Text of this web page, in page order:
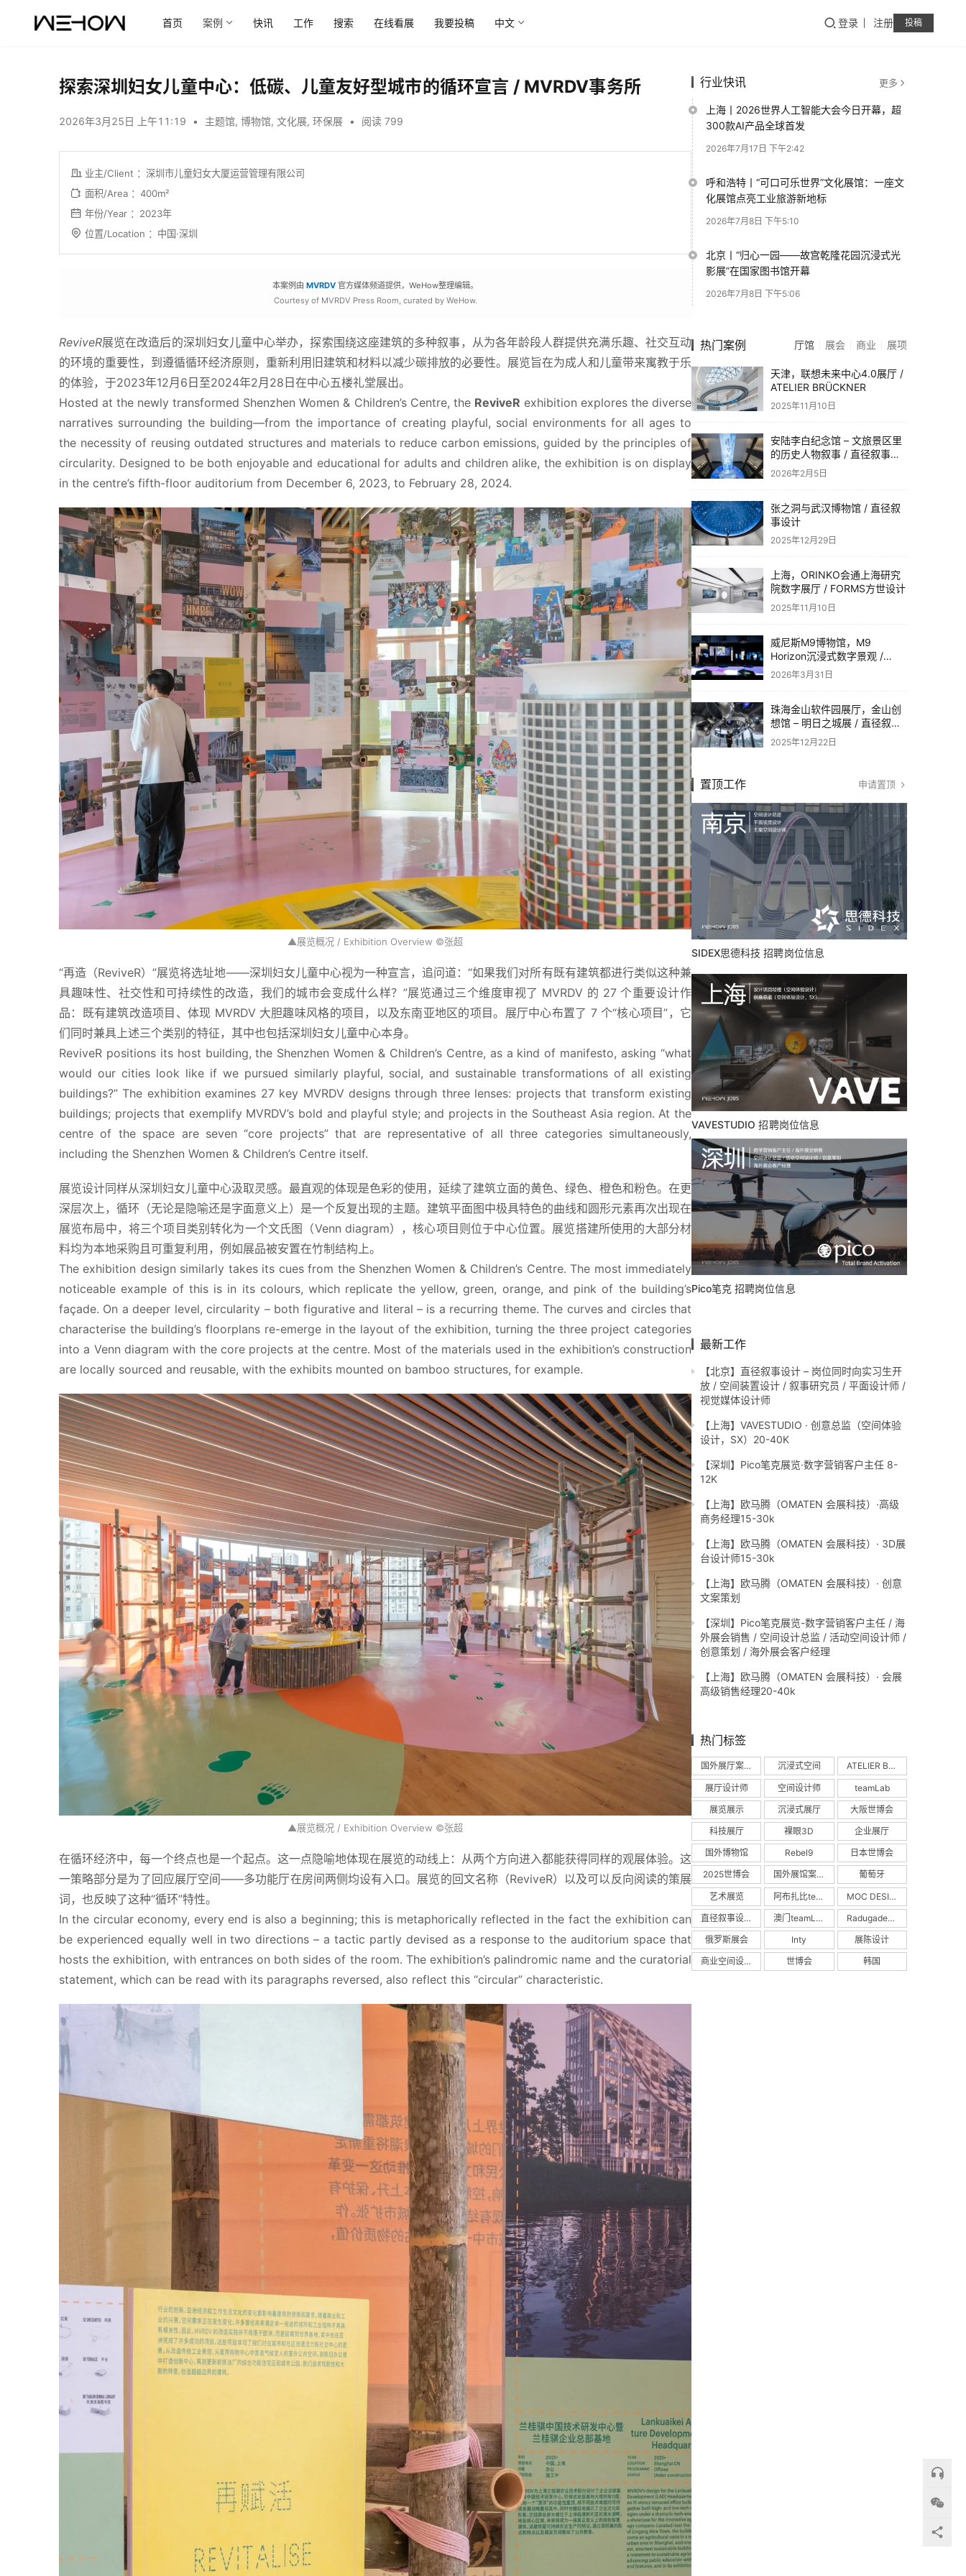
首页 案例 快讯 工作 搜索 在线看展 我要投稿 中文 登录 注册 投稿
探索深圳妇女儿童中心：低碳、儿童友好型城市的循环宣言 / MVRDV事务所
2026年3月25日 上午11:19 • 主题馆, 博物馆, 文化展, 环保展 • 阅读 799
业主/Client ：深圳市儿童妇女大厦运营管理有限公司
面积/Area ：400m²
年份/Year ：2023年
位置/Location ：中国·深圳
本案例由 MVRDV 官方媒体频道提供，WeHow整理编辑。
Courtesy of MVRDV Press Room, curated by WeHow.
ReviveR展览在改造后的深圳妇女儿童中心举办，探索围绕这座建筑的多种叙事，从为各年龄段人群提供充满乐趣、社交互动
的环境的重要性，到遵循循环经济原则，重新利用旧建筑和材料以减少碳排放的必要性。展览旨在为成人和儿童带来寓教于乐
的体验，于2023年12月6日至2024年2月28日在中心五楼礼堂展出。
Hosted at the newly transformed Shenzhen Women & Children’s Centre, the ReviveR exhibition explores the diverse
narratives surrounding the building—from the importance of creating playful, social environments for all ages to
the necessity of reusing outdated structures and materials to reduce carbon emissions, guided by the principles of
circularity. Designed to be both enjoyable and educational for adults and children alike, the exhibition is on display
in the centre’s fifth-floor auditorium from December 6, 2023, to February 28, 2024.
▲展览概况 / Exhibition Overview ©张超
“再造（ReviveR）”展览将选址地——深圳妇女儿童中心视为一种宣言，追问道：“如果我们对所有既有建筑都进行类似这种兼
具趣味性、社交性和可持续性的改造，我们的城市会变成什么样？”展览通过三个维度审视了 MVRDV 的 27 个重要设计作
品：既有建筑改造项目、体现 MVRDV 大胆趣味风格的项目，以及东南亚地区的项目。展厅中心布置了 7 个“核心项目”，它
们同时兼具上述三个类别的特征，其中也包括深圳妇女儿童中心本身。
ReviveR positions its host building, the Shenzhen Women & Children’s Centre, as a kind of manifesto, asking “what
would our cities look like if we pursued similarly playful, social, and sustainable transformations of all existing
buildings?” The exhibition examines 27 key MVRDV designs through three lenses: projects that transform existing
buildings; projects that exemplify MVRDV’s bold and playful style; and projects in the Southeast Asia region. At the
centre of the space are seven “core projects” that are representative of all three categories simultaneously,
including the Shenzhen Women & Children’s Centre itself.
展览设计同样从深圳妇女儿童中心汲取灵感。最直观的体现是色彩的使用，延续了建筑立面的黄色、绿色、橙色和粉色。在更
深层次上，循环（无论是隐喻还是字面意义上）是一个反复出现的主题。建筑平面图中极具特色的曲线和圆形元素再次出现在
展览布局中，将三个项目类别转化为一个文氏图（Venn diagram），核心项目则位于中心位置。展览搭建所使用的大部分材
料均为本地采购且可重复利用，例如展品被安置在竹制结构上。
The exhibition design similarly takes its cues from the Shenzhen Women & Children’s Centre. The most immediately
noticeable example of this is in its colours, which replicate the yellow, green, orange, and pink of the building’s
façade. On a deeper level, circularity – both figurative and literal – is a recurring theme. The curves and circles that
characterise the building’s floorplans re-emerge in the layout of the exhibition, turning the three project categories
into a Venn diagram with the core projects at the centre. Most of the materials used in the exhibition’s construction
are locally sourced and reusable, with the exhibits mounted on bamboo structures, for example.
▲展览概况 / Exhibition Overview ©张超
在循环经济中，每一个终点也是一个起点。这一点隐喻地体现在展览的动线上：从两个方向进入都能获得同样的观展体验。这
一策略部分是为了回应展厅空间——多功能厅在房间两侧均设有入口。展览的回文名称（ReviveR）以及可以反向阅读的策展
词，也反映了这种“循环”特性。
In the circular economy, every end is also a beginning; this is metaphorically reflected in the fact the exhibition can
be experienced equally well in two directions – a tactic partly devised as a response to the auditorium space that
hosts the exhibition, with entrances on both sides of the room. The exhibition’s palindromic name and the curatorial
statement, which can be read with its paragraphs reversed, also reflect this “circular” characteristic.
行业快讯 更多
上海丨2026世界人工智能大会今日开幕，超
300款AI产品全球首发
2026年7月17日 下午2:42
呼和浩特丨“可口可乐世界”文化展馆：一座文
化展馆点亮工业旅游新地标
2026年7月8日 下午5:10
北京丨“归心一园——故宫乾隆花园沉浸式光
影展”在国家图书馆开幕
2026年7月8日 下午5:06
热门案例 厅馆 展会 商业 展项
天津，联想未来中心4.0展厅 /
ATELIER BRÜCKNER
2025年11月10日
安陆李白纪念馆 – 文旅景区里
的历史人物叙事 / 直径叙事设
计
2026年2月5日
张之洞与武汉博物馆 / 直径叙
事设计
2025年12月29日
上海，ORINKO会通上海研究
院数字展厅 / FORMS方世设计
2025年11月10日
威尼斯M9博物馆，M9
Horizon沉浸式数字景观 /
Dotdotdot
2026年3月31日
珠海金山软件园展厅，金山创
想馆 – 明日之城展 / 直径叙事
设计
2025年12月22日
置顶工作 申请置顶
SIDEX思德科技 招聘岗位信息
VAVESTUDIO 招聘岗位信息
Pico笔克 招聘岗位信息
最新工作
【北京】直径叙事设计 – 岗位同时向实习生开
放 / 空间装置设计 / 叙事研究员 / 平面设计师 /
视觉媒体设计师
【上海】VAVESTUDIO · 创意总监（空间体验
设计，SX）20-40K
【深圳】Pico笔克展览·数字营销客户主任 8-
12K
【上海】欧马腾（OMATEN 会展科技）·高级
商务经理15-30k
【上海】欧马腾（OMATEN 会展科技）· 3D展
台设计师15-30k
【上海】欧马腾（OMATEN 会展科技）· 创意
文案策划
【深圳】Pico笔克展览-数字营销客户主任 / 海
外展会销售 / 空间设计总监 / 活动空间设计师 /
创意策划 / 海外展会客户经理
【上海】欧马腾（OMATEN 会展科技）· 会展
高级销售经理20-40k
热门标签
国外展厅案例 沉浸式空间 ATELIER BRÜCKNER
展厅设计师 空间设计师 teamLab
展览展示 沉浸式展厅 大阪世博会
科技展厅 裸眼3D 企业展厅
国外博物馆 Rebel9 日本世博会
2025世博会 国外展馆案例 葡萄牙
艺术展览 阿布扎比teamLab MOC DESIGN
直径叙事设计 澳门teamLab Radugadesign
俄罗斯展会 Inty 展陈设计
商业空间设计 世博会 韩国